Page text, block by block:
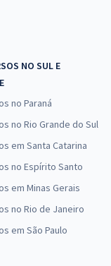
NO SUL E
no Paraná
no Rio Grande do Sul
em Santa Catarina
no Espírito Santo
em Minas Gerais
no Rio de Janeiro
em São Paulo